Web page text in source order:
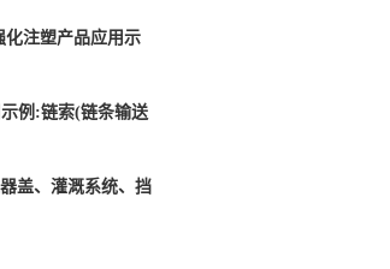
化注塑产品应用示
例:链索(链条输送
盖、灌溉系统、挡